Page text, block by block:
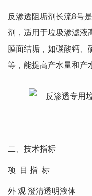
反渗透阻垢剂长流8号
剂，适用于垃圾渗滤液
膜面结垢，如碳酸钙、
等，能提高产水量和产
二、技术指标
项 目 指 标
外 观 澄清透明液体